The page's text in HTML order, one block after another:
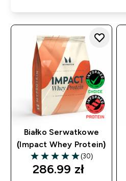
Białko Serwatkowe
(Impact Whey Protein)
4.97 out of 5 stars
(30)
286.99 zł‎